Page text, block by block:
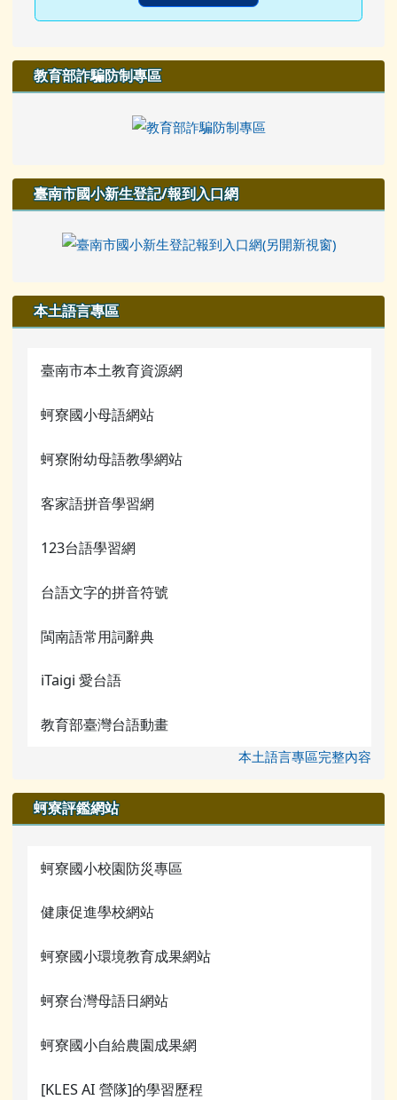
教育部詐騙防制專區
臺南市國小新生登記/報到入口網
本土語言專區
臺南市本土教育資源網
蚵寮國小母語網站
蚵寮附幼母語教學網站
客家語拼音學習網
123台語學習網
台語文字的拼音符號
閩南語常用詞辭典
iTaigi 愛台語
教育部臺灣台語動畫
本土語言專區完整內容
蚵寮評鑑網站
蚵寮國小校園防災專區
健康促進學校網站
蚵寮國小環境教育成果網站
蚵寮台灣母語日網站
蚵寮國小自給農園成果網
[KLES AI 營隊]的學習歷程